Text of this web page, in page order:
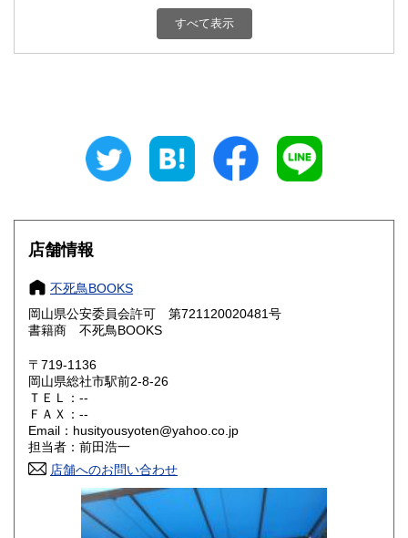
300円 群馬県
埼玉県 千葉県
300円 富山県
300円 福井県
300円 300円
岐阜県
愛知県
滋賀県 300円
大阪府 300円
奈良県
鳥取県
300円 広島県
300円 徳島県
すべて表示
店舗情報
不死鳥BOOKS
岡山県公安委員会許可 第721120020481号
書籍商 不死鳥BOOKS
〒719-1136
岡山県総社市駅前2-8-26
ＴＥＬ：--
ＦＡＸ：--
Email：husityousyoten@yahoo.co.jp
担当者：前田浩一
店舗へのお問い合わせ